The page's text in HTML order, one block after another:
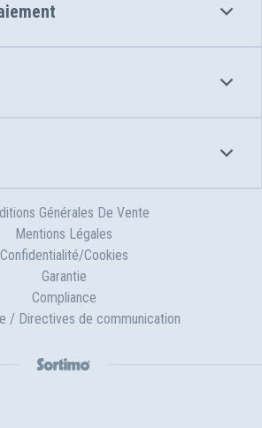
Générales De Vente
Mentions Légales
Confidentialité/Cookies
Garantie
Compliance
/ Directives de communication